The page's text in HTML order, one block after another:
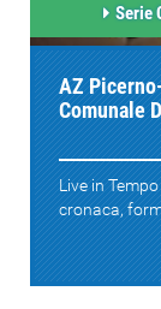
Serie
AZ
Comunale
Live in
cronaca,